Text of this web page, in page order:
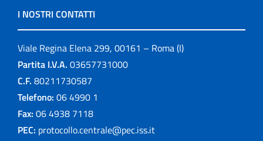
I NOSTRI CONTATTI
Viale Regina Elena 299, 00161 – Roma (I)
Partita I.V.A. 03657731000
C.F. 80211730587
Telefono: 06 4990 1
Fax: 06 4938 7118
PEC: protocollo.centrale@pec.iss.it